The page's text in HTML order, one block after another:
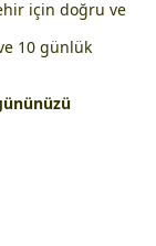
için doğru ve
10 günlük